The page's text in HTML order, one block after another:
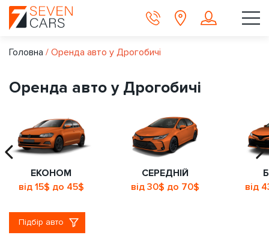
Головна / Оренда авто у Дрогобичі
Оренда авто у Дрогобичі
ЕКОНОМ
від 15$ до 45$
СЕРЕДНІЙ
від 30$ до 70$
від
Підбір авто